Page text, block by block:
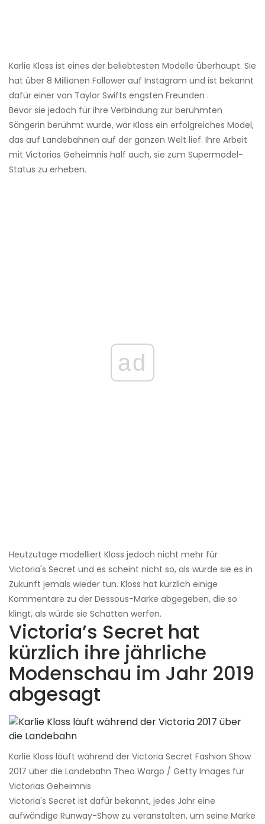
Karlie Kloss ist eines der beliebtesten Modelle überhaupt. Sie
hat über 8 Millionen Follower auf Instagram und ist bekannt
dafür einer von Taylor Swifts engsten Freunden .
Bevor sie jedoch für ihre Verbindung zur berühmten
Sängerin berühmt wurde, war Kloss ein erfolgreiches Model,
das auf Landebahnen auf der ganzen Welt lief. Ihre Arbeit
mit Victorias Geheimnis half auch, sie zum Supermodel-
Status zu erheben.
ad
Heutzutage modelliert Kloss jedoch nicht mehr für
Victoria's Secret und es scheint nicht so, als würde sie es in
Zukunft jemals wieder tun. Kloss hat kürzlich einige
Kommentare zu der Dessous-Marke abgegeben, die so
klingt, als würde sie Schatten werfen.
Victoria’s Secret hat
kürzlich ihre jährliche
Modenschau im Jahr 2019
abgesagt
Karlie Kloss läuft während der Victoria Secret Fashion Show
2017 über die Landebahn Theo Wargo / Getty Images für
Victorias Geheimnis
Victoria's Secret ist dafür bekannt, jedes Jahr eine
aufwändige Runway-Show zu veranstalten, um seine Marke